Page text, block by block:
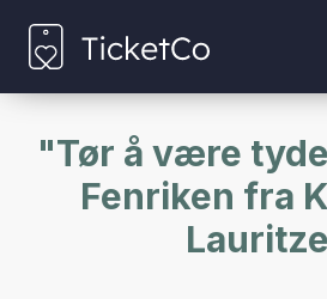
"Tør å være
Fenriken fra